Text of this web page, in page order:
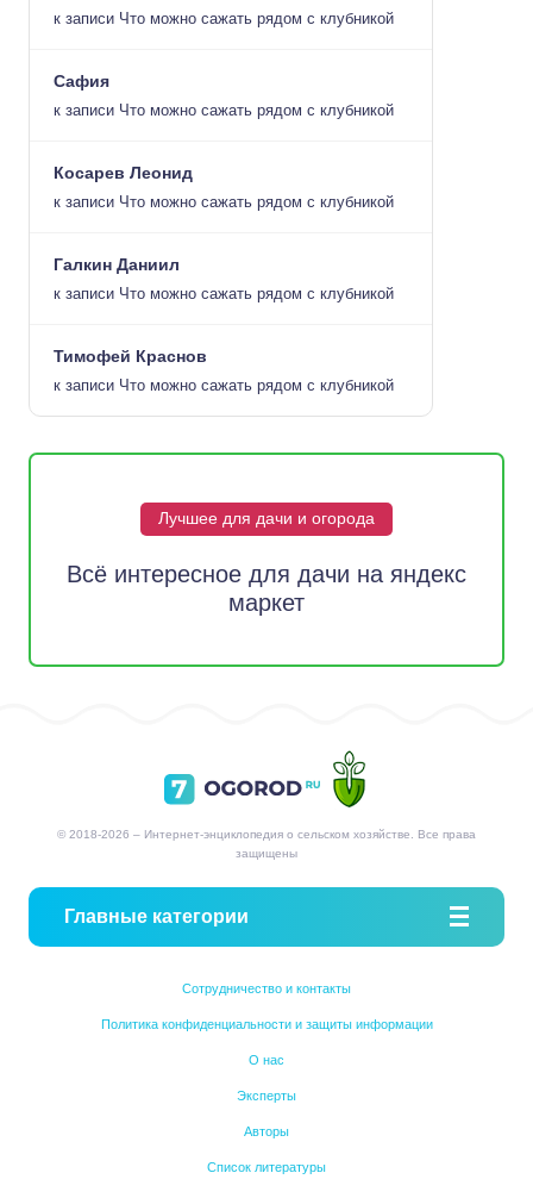
к записи Что можно сажать рядом с клубникой
Сафия
к записи Что можно сажать рядом с клубникой
Косарев Леонид
к записи Что можно сажать рядом с клубникой
Галкин Даниил
к записи Что можно сажать рядом с клубникой
Тимофей Краснов
к записи Что можно сажать рядом с клубникой
Лучшее для дачи и огорода
Всё интересное для дачи на яндекс
маркет
© 2018-2026 – Интернет-энциклопедия о сельском хозяйстве. Все права
защищены
Главные категории
Сотрудничество и контакты
Политика конфиденциальности и защиты информации
О нас
Эксперты
Авторы
Список литературы